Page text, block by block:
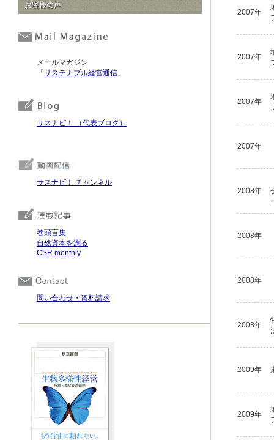
お客様の声
メールマガジン
「 サステナブル経営通信 」
サスナビ！ （代表ブログ）
サスナビ！ チャンネル
巻頭言集
自然資本を測る
CSR monthly
問い合わせ・資料請求
2007年
2007年
2007年
2007年
2008年
2008年
2008年
2008年
2009年
2009年